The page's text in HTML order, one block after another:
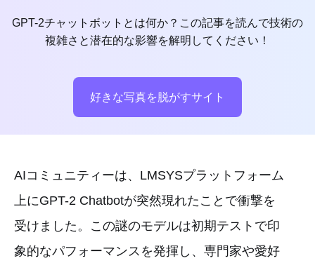
GPT-2チャットボットとは何か？この記事を読んで技術の
複雑さと潜在的な影響を解明してください！
好きな写真を脱がすサイト
AIコミュニティーは、LMSYSプラットフォーム
上にGPT-2 Chatbotが突然現れたことで衝撃を
受けました。この謎のモデルは初期テストで印
象的なパフォーマンスを発揮し、専門家や愛好